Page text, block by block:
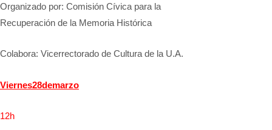
Organizado por: Comisión Cívica para la
Recuperación de la Memoria Histórica
Colabora: Vicerrectorado de Cultura de la U.A.
Viernes28demarzo
12h